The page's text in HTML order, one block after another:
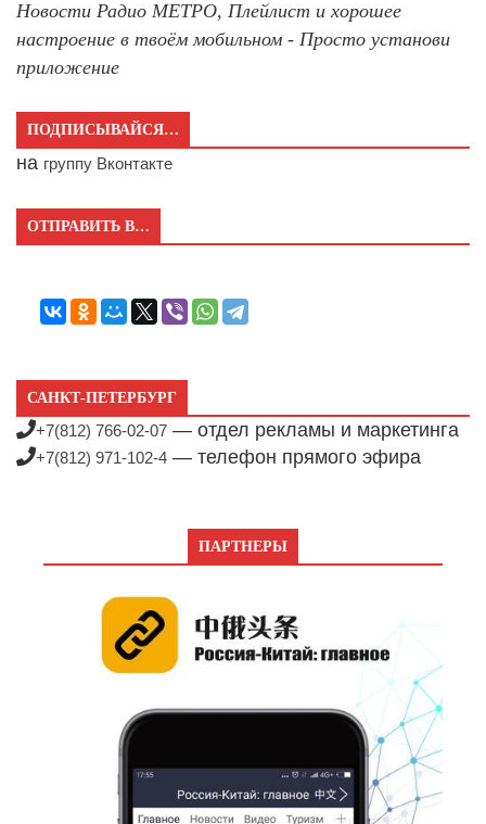
Новости Радио МЕТРО, Плейлист и хорошее
настроение в твоём мобильном - Просто установи
приложение
ПОДПИСЫВАЙСЯ…
на группу Вконтакте
ОТПРАВИТЬ В…
САНКТ-ПЕТЕРБУРГ
+7(812) 766-02-07 — отдел рекламы и маркетинга
+7(812) 971-102-4 — телефон прямого эфира
ПАРТНЕРЫ